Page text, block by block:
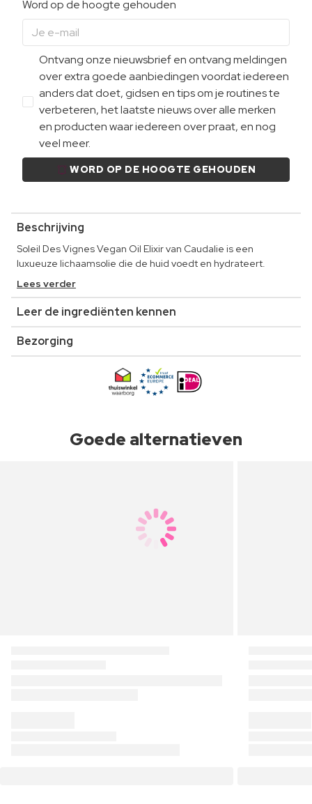
Word op de hoogte gehouden
Ontvang onze nieuwsbrief en ontvang meldingen
over extra goede aanbiedingen voordat iedereen
anders dat doet, gidsen en tips om je routines te
verbeteren, het laatste nieuws over alle merken
en producten waar iedereen over praat, en nog
veel meer.
WORD OP DE HOOGTE GEHOUDEN
Beschrijving
Soleil Des Vignes Vegan Oil Elixir van Caudalie is een
luxueuze lichaamsolie die de huid voedt en hydrateert.
Lees verder
Leer de ingrediënten kennen
Bezorging
Goede alternatieven